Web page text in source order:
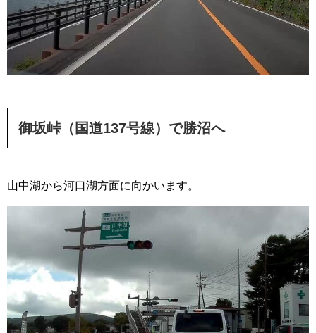
御坂峠（国道137号線）で勝沼へ
山中湖から河口湖方面に向かいます。